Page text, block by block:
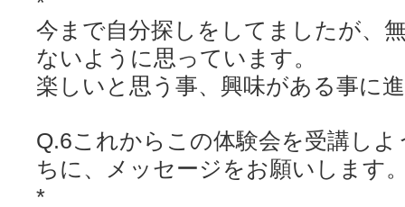
今まで自分探しをしてましたが、
ないように思っています。
楽しいと思う事、興味がある事に
Q.6これからこの体験会を受講し
ちに、メッセージをお願いします
*